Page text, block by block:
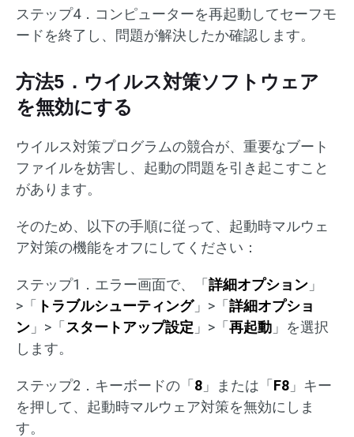
ステップ4．コンピューターを再起動してセーフモ
ードを終了し、問題が解決したか確認します。
方法5．ウイルス対策ソフトウェア
を無効にする
ウイルス対策プログラムの競合が、重要なブート
ファイルを妨害し、起動の問題を引き起こすこと
があります。
そのため、以下の手順に従って、起動時マルウェ
ア対策の機能をオフにしてください：
ステップ1．エラー画面で、「詳細オプション 」
>「 トラブルシューティング」>「詳細オプショ
ン 」>「スタートアップ設定 」>「再起動 」を選択
します。
ステップ2．キーボードの「8 」または「F8 」キー
を押して、起動時マルウェア対策を無効にしま
す。